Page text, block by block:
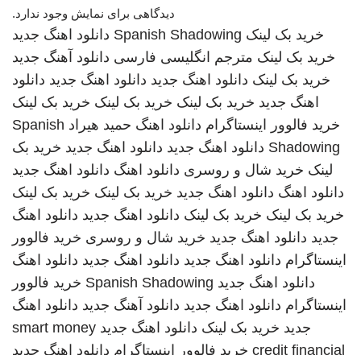
دیدگاهی برای نمایش وجود ندارد.
خرید بک لینک Spanish Shadowing دانلود اهنگ جدید
خرید بک لینک مترجم انگلیسی فارسی دانلود آهنگ جدید
خرید بک لینک دانلود اهنگ جدید دانلود اهنگ جدید دانلود
اهنگ جدید خرید بک لینک خرید بک لینک خرید بک لینک
خرید فالوور اینستاگرام دانلود اهنگ حمید هیراد Spanish
Shadowing دانلود اهنگ جدید دانلود اهنگ جدید خرید بک
لینک خرید شال و روسری دانلود اهنگ دانلود اهنگ جدید
دانلود اهنگ دانلود اهنگ جدید خرید بک لینک خرید بک لینک
خرید بک لینک خرید بک لینک دانلود اهنگ جدید دانلود اهنگ
جدید دانلود اهنگ جدید خرید شال و روسری خرید فالوور
اینستاگرام دانلود اهنگ جدید دانلود اهنگ جدید دانلود اهنگ
دانلود اهنگ جدید Spanish Shadowing خرید فالوور
اینستاگرام دانلود اهنگ جدید دانلود آهنگ جدید دانلود اهنگ
جدید خرید بک لینک دانلود اهنگ جدید smart money
credit financial خرید فالوور اینستاگرام دانلود اهنگ جدید